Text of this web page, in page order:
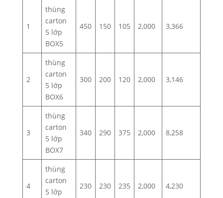
1
thùng
carton
5 lớp
BOX5
450 150 105 2,000 3,366
2
thùng
carton
5 lớp
BOX6
300 200 120 2,000 3,146
3
thùng
carton
5 lớp
BOX7
340 290 375 2,000 8,258
4
thùng
carton
5 lớp
230 230 235 2,000 4,230